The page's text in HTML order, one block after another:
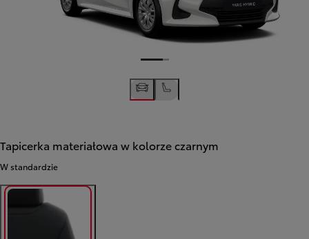
Tapicerka materiałowa w kolorze czarnym
W standardzie